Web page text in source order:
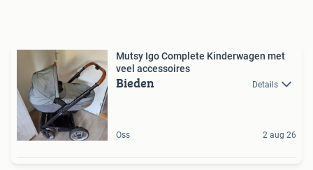
Mutsy Igo Complete Kinderwagen met
veel accessoires
Bieden Details
Oss 2 aug 26